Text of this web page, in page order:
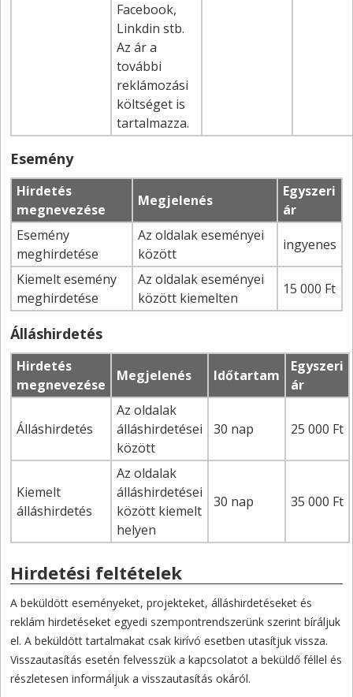
Facebook,
Linkdin stb.
Az ár a
további
reklámozási
költséget is
tartalmazza.
Esemény
Hirdetés
megnevezése
Megjelenés
Egyszeri
ár
Esemény
meghirdetése
Az oldalak eseményei
között
ingyenes
Kiemelt esemény
meghirdetése
Az oldalak eseményei
között kiemelten
15 000 Ft
Álláshirdetés
Hirdetés
megnevezése
Megjelenés Időtartam
Egyszeri
ár
Álláshirdetés
Az oldalak
álláshirdetései
között
30 nap 25 000 Ft
Kiemelt
álláshirdetés
Az oldalak
álláshirdetései
között kiemelt
helyen
30 nap 35 000 Ft
Hirdetési feltételek
A beküldött eseményeket, projekteket, álláshirdetéseket és
reklám hirdetéseket egyedi szempontrendszerünk szerint bíráljuk
el. A beküldött tartalmakat csak kirívó esetben utasítjuk vissza.
Visszautasítás esetén felvesszük a kapcsolatot a beküldő féllel és
részletesen informáljuk a visszautasítás okáról.